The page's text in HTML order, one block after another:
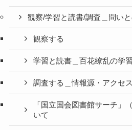
観察/学習と読書/調査＿問い
観察する
学習と読書＿百花繚乱の学
調査する＿情報源・アクセ
「国立国会図書館サーチ」
いて